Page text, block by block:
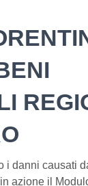
i danni causati
azione il